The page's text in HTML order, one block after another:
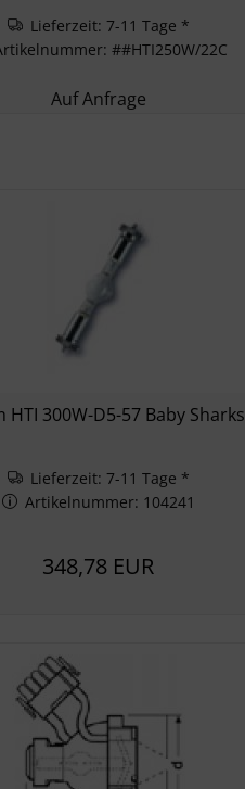
Industrie)
Lieferzeit: 7-11 Tage *
##HTI250W/22C
Auf Anfrage
HTI 300W-D5-57 Baby Sharks
Lieferzeit: 7-11 Tage *
Artikelnummer: 104241
348,78 EUR